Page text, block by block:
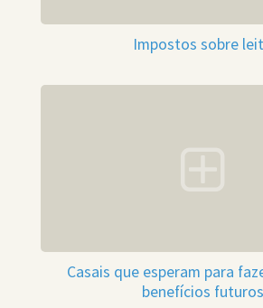
Impostos sobre
Casais que esperam para
benefícios futuros